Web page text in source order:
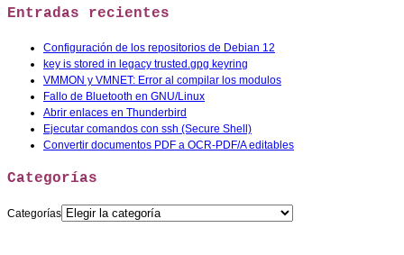
Entradas recientes
Configuración de los repositorios de Debian 12
key is stored in legacy trusted.gpg keyring
VMMON y VMNET: Error al compilar los modulos
Fallo de Bluetooth en GNU/Linux
Abrir enlaces en Thunderbird
Ejecutar comandos con ssh (Secure Shell)
Convertir documentos PDF a OCR-PDF/A editables
Categorías
Categorías